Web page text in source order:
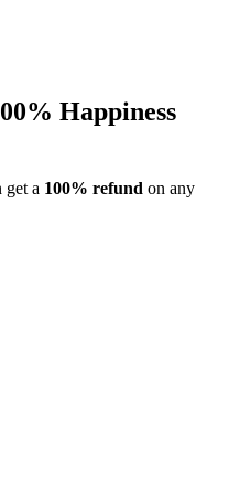
Happiness
get a 100% refund on any